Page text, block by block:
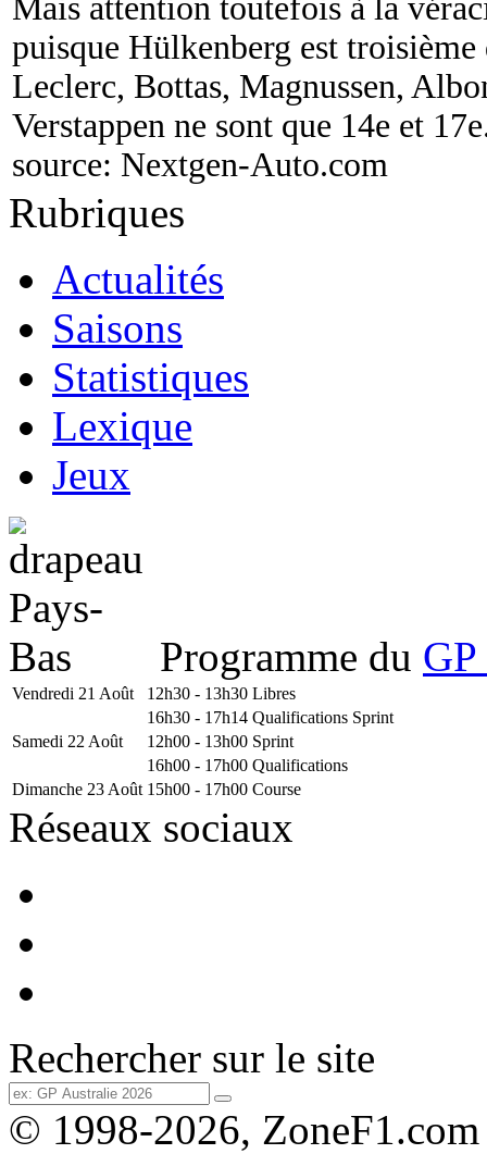
Mais attention toutefois à la
puisque Hülkenberg est
Leclerc, Bottas, Magnussen,
Verstappen ne sont que 14e et
source: Nextgen-Auto.com
Rubriques
Actualités
Saisons
Statistiques
Lexique
Jeux
Programme du
Vendredi 21 Août 12h30 - 13h30 Libres
16h30 - 17h14 Qualifications Sprint
Samedi 22 Août
12h00 - 13h00 Sprint
16h00 - 17h00 Qualifications
Dimanche 23 Août 15h00 - 17h00 Course
Réseaux sociaux
Rechercher sur le site
© 1998-2026, ZoneF1.com